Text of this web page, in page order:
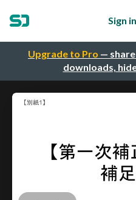
Upgrade to Pro —
downloads,
Sign in